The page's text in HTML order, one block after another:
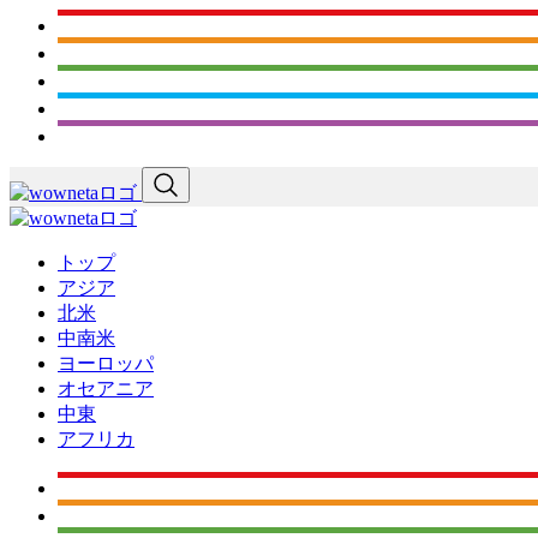
トップ
アジア
北米
中南米
ヨーロッパ
オセアニア
中東
アフリカ